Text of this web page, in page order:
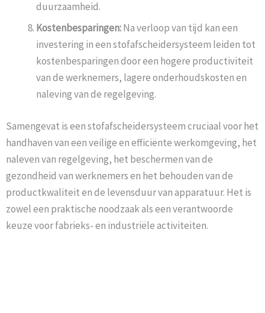
duurzaamheid.
Kostenbesparingen:Na verloop van tijd kan een
investering in een stofafscheidersysteem leiden tot
kostenbesparingen door een hogere productiviteit
van de werknemers, lagere onderhoudskosten en
naleving van de regelgeving.
Samengevat is een stofafscheidersysteem cruciaal voor het
handhaven van een veilige en efficiënte werkomgeving, het
naleven van regelgeving, het beschermen van de
gezondheid van werknemers en het behouden van de
productkwaliteit en de levensduur van apparatuur. Het is
zowel een praktische noodzaak als een verantwoorde
keuze voor fabrieks- en industriële activiteiten.